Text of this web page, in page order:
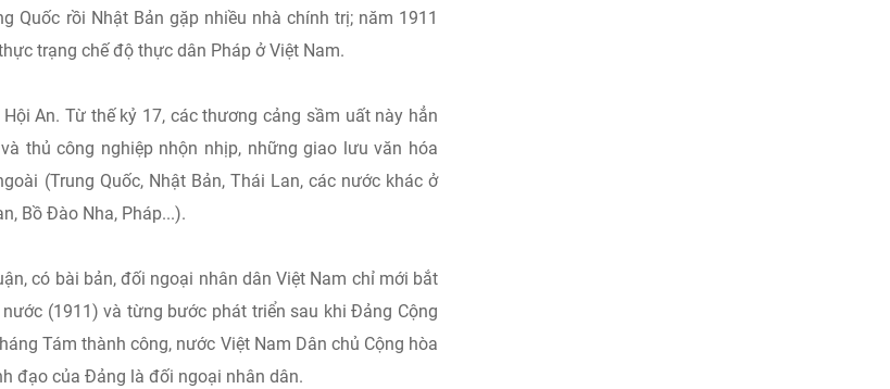
Quốc rồi Nhật Bản gặp nhiều nhà chính trị; năm 1911
trạng chế độ thực dân Pháp ở Việt Nam.
An. Từ thế kỷ 17, các thương cảng sầm uất này hẳn
thủ công nghiệp nhộn nhịp, những giao lưu văn hóa
(Trung Quốc, Nhật Bản, Thái Lan, các nước khác ở
Bồ Đào Nha, Pháp...).
có bài bản, đối ngoại nhân dân Việt Nam chỉ mới bắt
(1911) và từng bước phát triển sau khi Đảng Cộng
Tám thành công, nước Việt Nam Dân chủ Cộng hòa
đạo của Đảng là đối ngoại nhân dân.